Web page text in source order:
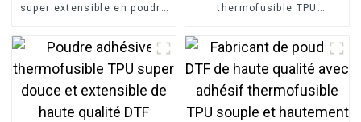
super extensible en poudre
thermofusible TPU